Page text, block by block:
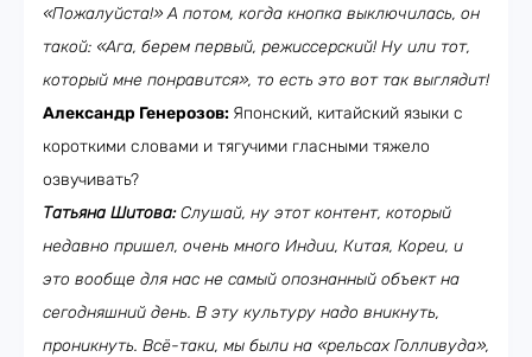
«Пожалуйста!» А потом, когда кнопка выключилась, он
такой: «Ага, берем первый, режиссерский! Ну или тот,
который мне понравится», то есть это вот так выглядит!
Александр Генерозов: Японский, китайский языки с
короткими словами и тягучими гласными тяжело
озвучивать?
Татьяна Шитова:Слушай, ну этот контент, который
недавно пришел, очень много Индии, Китая, Кореи, и
это вообще для нас не самый опознанный объект на
сегодняшний день. В эту культуру надо вникнуть,
проникнуть. Всё-таки, мы были на «рельсах Голливуда»,